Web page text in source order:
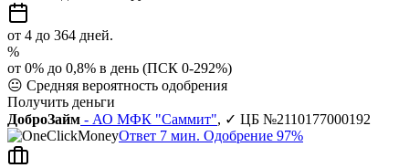
от 4 до 364 дней.
%
от 0% до 0,8% в день (ПСК 0-292%)
😐 Средняя вероятность одобрения
Получить деньги
ДоброЗайм - АО МФК "Саммит", ✓ ЦБ №2110177000192
Ответ 7 мин. Одобрение 97%